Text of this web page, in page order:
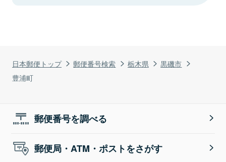
日本郵便トップ 郵便番号検索 栃木県
黒磯市
豊浦町
郵便番号を調べる
郵便局・ATM・ポストをさがす